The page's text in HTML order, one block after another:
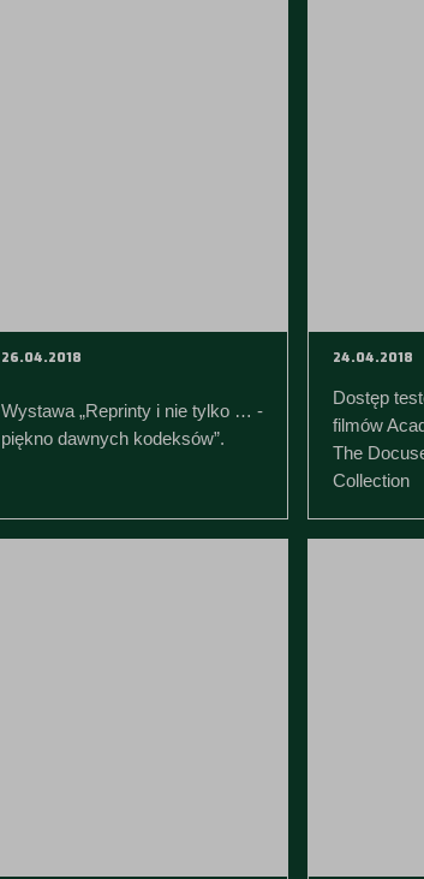
26.04.2018
Wystawa „Reprinty i nie tylko … -
piękno dawnych kodeksów”.
24.04.2018
Dostęp
filmów
The
Collection